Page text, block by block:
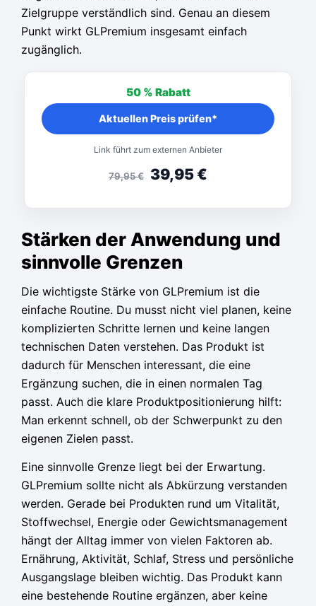
Zielgruppe verständlich sind. Genau an diesem
Punkt wirkt GLPremium insgesamt einfach
zugänglich.
50 % Rabatt
79,95€ 39,95€
Aktuellen Preis prüfen*
Link führt zum externen Anbieter
Stärken der Anwendung und
sinnvolle Grenzen
Die wichtigste Stärke von GLPremium ist die
einfache Routine. Du musst nicht viel planen, keine
komplizierten Schritte lernen und keine langen
technischen Daten verstehen. Das Produkt ist
dadurch für Menschen interessant, die eine
Ergänzung suchen, die in einen normalen Tag
passt. Auch die klare Produktpositionierung hilft:
Man erkennt schnell, ob der Schwerpunkt zu den
eigenen Zielen passt.
Eine sinnvolle Grenze liegt bei der Erwartung.
GLPremium sollte nicht als Abkürzung verstanden
werden. Gerade bei Produkten rund um Vitalität,
Stoffwechsel, Energie oder Gewichtsmanagement
hängt der Alltag immer von vielen Faktoren ab.
Ernährung, Aktivität, Schlaf, Stress und persönliche
Ausgangslage bleiben wichtig. Das Produkt kann
eine bestehende Routine ergänzen, aber keine